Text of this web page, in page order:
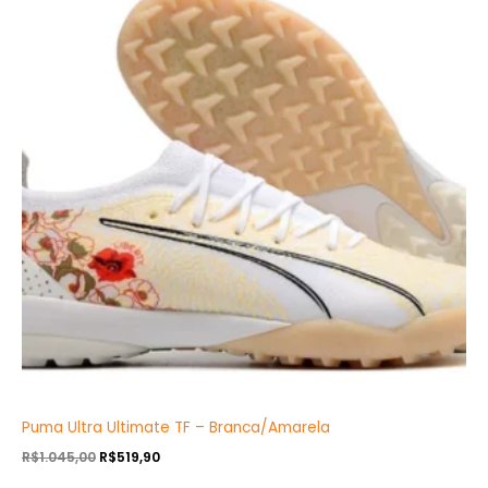
Puma Ultra Ultimate TF – Branca/Amarela
R$1.045,00
era:
R$1.045,00.
R$519,90
é:
R$519,90.